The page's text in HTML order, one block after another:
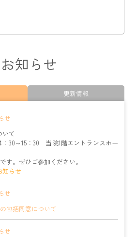
】箱田医師
大学医師
※午前休診となります。
村越医師
】佐野医師
内科】湊谷医師
器内科】湊谷医師※午後休診となりま
阿部医師
（水）【内科】甲状腺外来※尾﨑医師
ます。
】尾﨑医師
】甲状腺外来※尾﨑医師不在のため
器内科】菊池医師
知らせ
せ
いて
：30～15：30 当院1階エントランスホー
す。ぜひご参加ください。
知らせ
せ
包括同意について
せ
更新情報